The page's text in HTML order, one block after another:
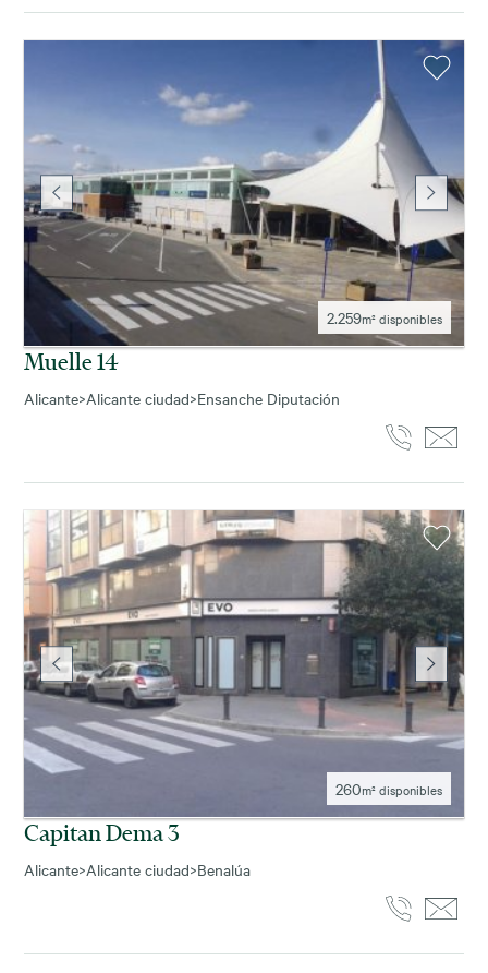
2.259m² disponibles
Muelle 14
Alicante>Alicante ciudad>Ensanche Diputación
260m² disponibles
Capitan Dema 3
Alicante>Alicante ciudad>Benalúa